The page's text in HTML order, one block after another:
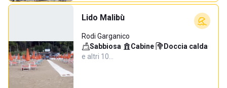
Lido Malibù
Rodi Garganico
Sabbiosa· Cabine· Doccia calda·
e altri 10…